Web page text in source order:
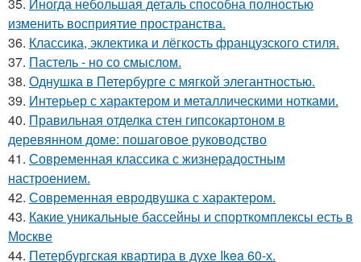
изменить восприятие пространства.
36. Классика, эклектика и лёгкость французского стиля.
37. Пастель - но со смыслом.
38. Однушка в Петербурге с мягкой элегантностью.
39. Интерьер с характером и металлическими нотками.
40. Правильная отделка стен гипсокартоном в
деревянном доме: пошаговое руководство
41. Современная классика с жизнерадостным
настроением.
42. Современная евродвушка с характером.
43. Какие уникальные бассейны и спорткомплексы есть в
Москве
44. Петербургская квартира в духе Ikea 60-х.